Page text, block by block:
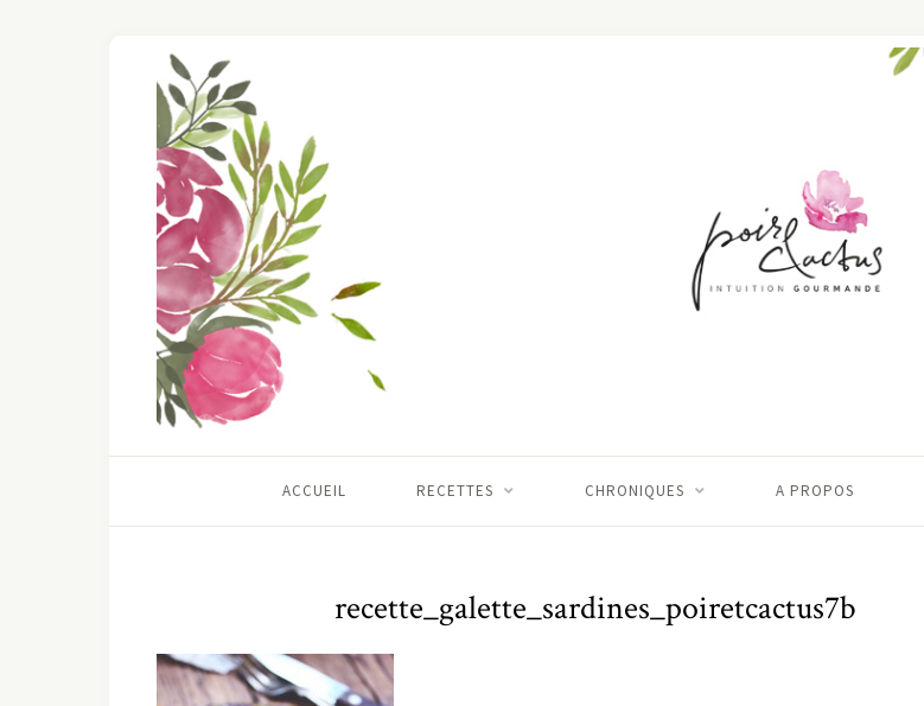
ACCUEIL RECETTES CHRONIQUES A PROPOS
recette_galette_sardines_poiretcactus7b